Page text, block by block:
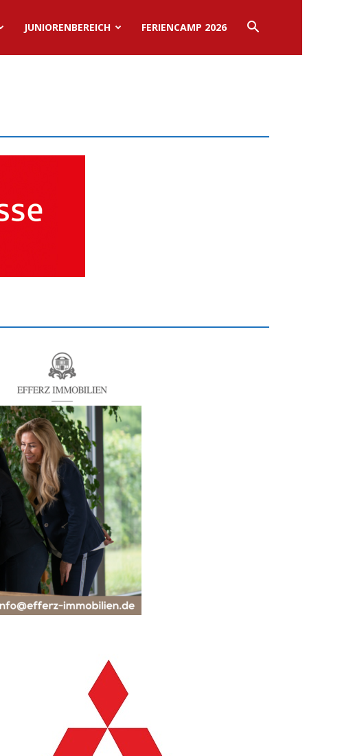
JUNIORENBEREICH FERIENCAMP 2026